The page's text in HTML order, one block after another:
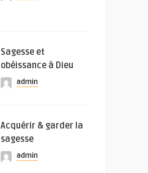
Sagesse et
obéissance à Dieu
admin
Acquérir & garder la
sagesse
admin